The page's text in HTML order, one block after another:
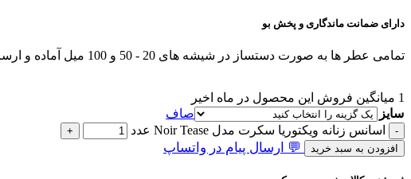
دارای ضمانت ماندگاری و پخش بو
تمامی عطر ها به صورت دستساز در شیشه های 20 - 50 و 100 میل آماده و ارسال میشوند.
1 میانگین فروش این محصول در ماه اخیر
سایز
صاف
اسانس زنانه ویکتوریا سکرت مدل Noir Tease عدد
افزودن به سبد خرید 💬 ارسال پیام در واتساپ